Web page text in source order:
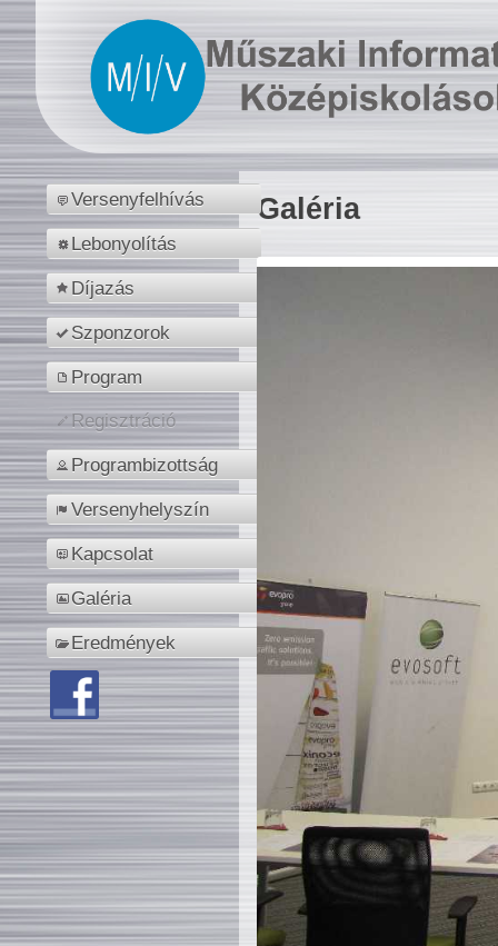
Versenyfelhívás
Lebonyolítás
Díjazás
Szponzorok
Program
Regisztráció
Programbizottság
Versenyhelyszín
Kapcsolat
Galéria
Eredmények
Galéria